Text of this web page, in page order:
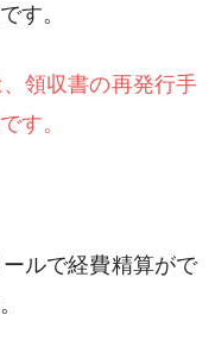
す。
領収書の再発行手
す。
ルで経費精算がで